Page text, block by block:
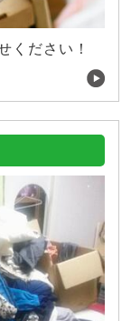
ください！